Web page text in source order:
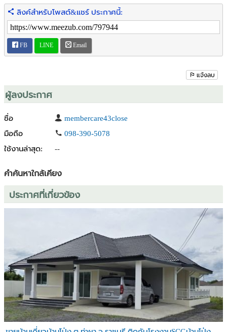
ลิงค์สำหรับโพสต์&แชร์ ประกาศนี้:
FB LINE Email
แจ้งลบ
ผู้ลงประกาศ
ชื่อ
membercare43close
มือถือ
098-390-5078
ใช้งานล่าสุด:
--
คำค้นหาใกล้เคียง
ประกาศที่เกี่ยวข้อง